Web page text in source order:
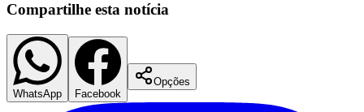
Santos
Compartilhe esta notícia
WhatsApp Facebook
Opções